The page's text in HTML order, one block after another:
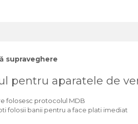
supraveghere
pentru aparatele de
folosesc protocolul MDB
folosii banii pentru a face plati imediat